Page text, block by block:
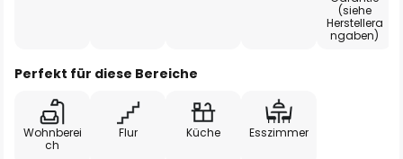
(siehe
Herstellera
ngaben)
Perfekt für diese Bereiche
Wohnberei
ch
Flur Küche Esszimmer